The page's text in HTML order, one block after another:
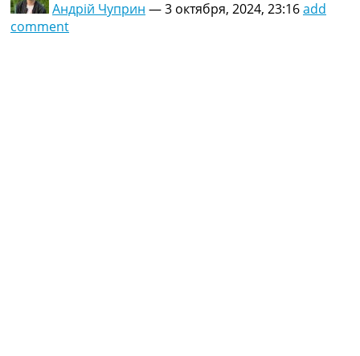
Андрій Чуприн —3 октября, 2024, 23:16add
comment